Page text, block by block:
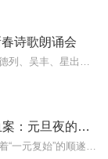
诗歌朗诵会
免费收听｜案中冤案·花牌楼血案：元旦夜的沉冤与昭雪